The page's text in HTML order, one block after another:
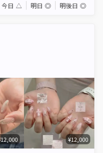
今日 △ 明日 ◎ 明後日 ◎
¥12,000